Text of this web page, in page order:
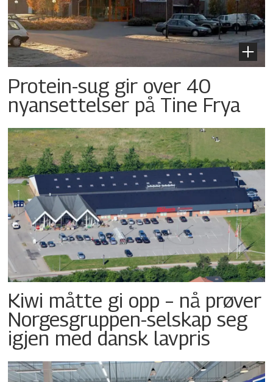
Protein-sug gir over 40
nyansettelser på Tine Frya
Kiwi måtte gi opp – nå prøver
Norgesgruppen-selskap seg
igjen med dansk lavpris